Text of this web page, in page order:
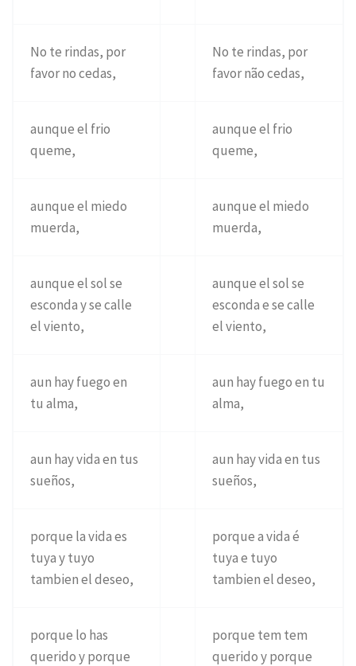
No te rindas, por
favor no cedas,
No te rindas, por
favor não cedas,
aunque el frio
queme,
aunque el frio
queme,
aunque el miedo
muerda,
aunque el miedo
muerda,
aunque el sol se
esconda y se calle
el viento,
aunque el sol se
esconda e se calle
el viento,
aun hay fuego en
tu alma,
aun hay fuego en tu
alma,
aun hay vida en tus
sueños,
aun hay vida en tus
sueños,
porque la vida es
tuya y tuyo
tambien el deseo,
porque a vida é
tuya e tuyo
tambien el deseo,
porque lo has
querido y porque
porque tem tem
querido y porque